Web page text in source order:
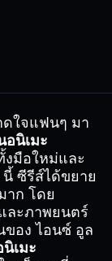
ใจแฟนๆ มา
นิเมะ
งมือใหม่และ
ซีรีส์ได้ขยาย
าก โดย
ละภาพยนตร์
ของ ไอนซ์ อูล
เมะ